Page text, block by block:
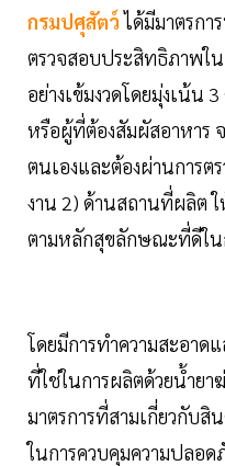
กรมปศุสัตว์ได้มีมาตรกา
ตรวจสอบประสิทธิภาพใ
อย่างเข้มงวดโดยมุ่งเน้น
หรือผู้ที่ต้องสัมผัสอาหาร
ตนเองและต้องผ่านการต
งาน 2) ด้านสถานที่ผลิต ใ
ตามหลักสุขลักษณะที่ดีใน
โดยมีการทำความสะอาด
ที่ใช่ในการผลิตด้วยน้ำยา
มาตรการที่สามเกี่ยวกับ
ในการควบคุมความปลอด